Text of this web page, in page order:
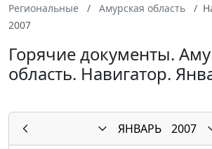
Региональные
Амурская область
2007
Горячие документы.
область. Навигатор.
ЯНВАРЬ
2007